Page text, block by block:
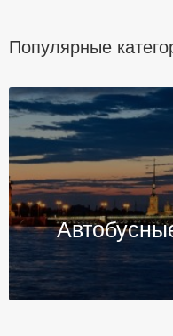
Популярные